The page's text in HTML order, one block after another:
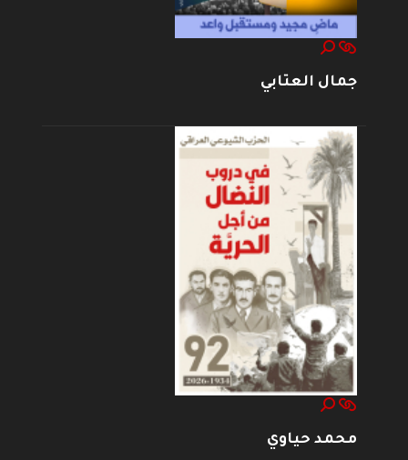
جمال العتابي
محمد حياوي